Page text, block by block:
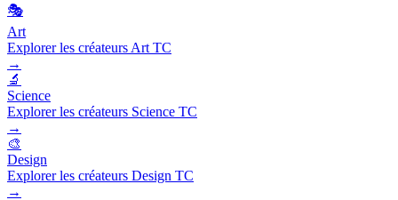
🎭
Art
Explorer les créateurs Art TC
→
🔬
Science
Explorer les créateurs Science TC
→
🎨
Design
Explorer les créateurs Design TC
→